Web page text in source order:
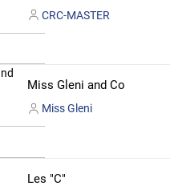
CRC-MASTER
Miss Gleni and Co
Miss Gleni
Les "C"